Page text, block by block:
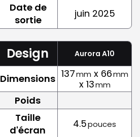
Date de
sortie
juin 2025
Design Aurora A10
Dimensions 137mm x 66mm
x 13mm
Poids
Taille
d'écran
4.5pouces